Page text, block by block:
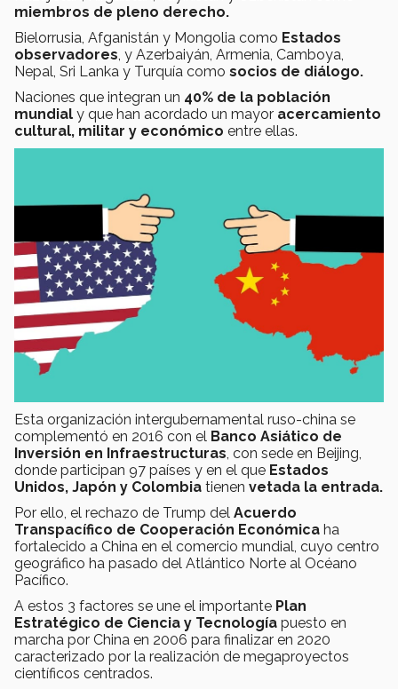
miembros de pleno derecho.
Bielorrusia, Afganistán y Mongolia como Estados
observadores , y Azerbaiyán, Armenia, Camboya,
Nepal, Sri Lanka y Turquía como socios de diálogo.
Naciones que integran un 40% de la población
mundial y que han acordado un mayor acercamiento
cultural, militar y económico entre ellas.
Esta organización intergubernamental ruso-china se
complementó en 2016 con el Banco Asiático de
Inversión en Infraestructuras, con sede en Beijing,
donde participan 97 países y en el que Estados
Unidos, Japón y Colombia tienen vetada la entrada.
Por ello, el rechazo de Trump del Acuerdo
Transpacífico de Cooperación Económica ha
fortalecido a China en el comercio mundial, cuyo centro
geográfico ha pasado del Atlántico Norte al Océano
Pacífico.
A estos 3 factores se une el importante Plan
Estratégico de Ciencia y Tecnología puesto en
marcha por China en 2006 para finalizar en 2020
caracterizado por la realización de megaproyectos
científicos centrados.